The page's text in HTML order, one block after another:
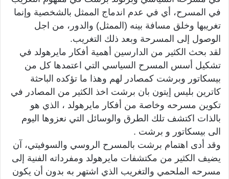
في المسرح، أي في عدم اندماج الممثل بالشخصية وإنما
تغريبها وخلق مسافة بينه (الممثل) والدور، من اجل
الوصول إلى المسرحة وبعد ذلك التغريب.
لقد بحث الكثير من الدارسين أهمية أفكار مايرهولد في
تشكيل أسس المسرح السياسي التي اعتمدها كل من
بيسكاتور وبرشت كمصادر لهم وهذا ما تؤكده الباحثة
كاترين بليس إيتون بان برشت اخذ الكثير من المصادر في
تكوين مسرحه وخاصة من أفكار مايرهولد ، الذي هو
بالذات اكتشف تلك الطرق والوسائل التي نعزوها اليوم
الى بيسكاتور و برشت .
وقد أدى اهتمام برشت بالمسرح الروسي والسوفيتي، آن
يضيف الكثير من مكتشفات مايرهولد ومفرداته الفنية إلى
مسرحه الملحمي والتغريب الذي اشتهر به بدون أن يكون